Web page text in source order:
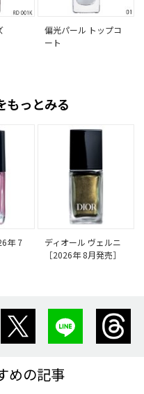
偏光パール トップコ
ート
もっとみる
年 7
ディオール ヴェルニ
［2026年 8月発売］
めの記事